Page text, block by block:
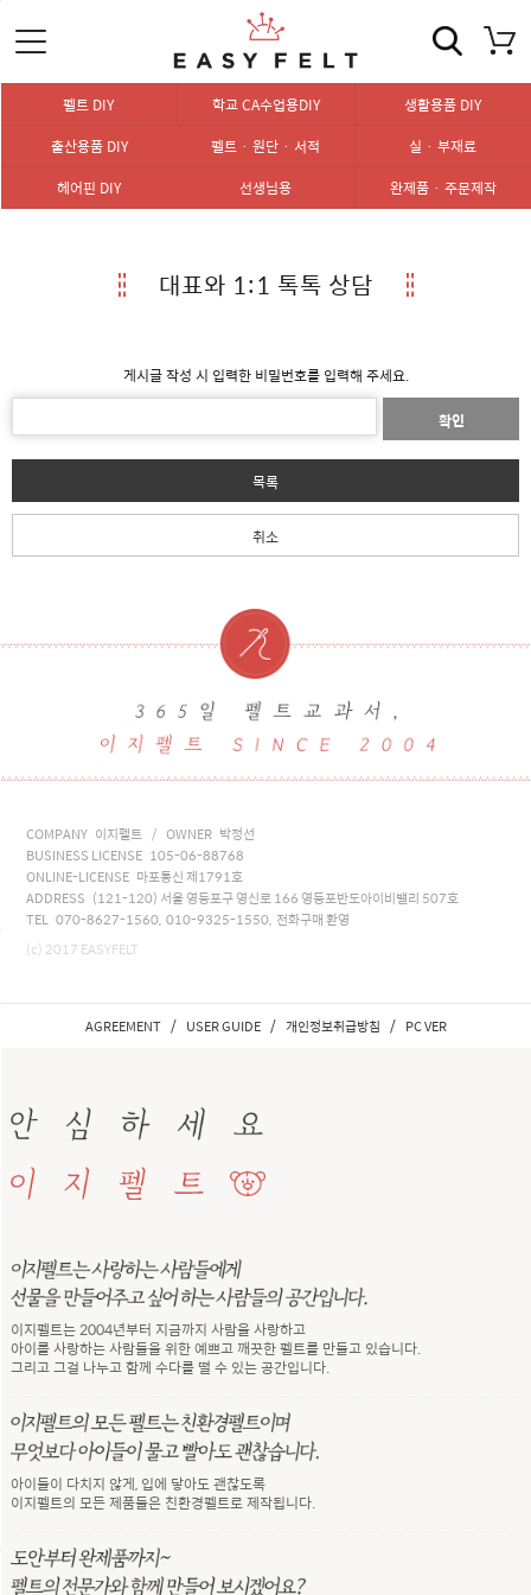
펠트 DIY 학교 CA수업용DIY
생활용품 DIY
출산용품 DIY
펠트 · 원단 · 서적
실 · 부재료
헤어핀 DIY
선생님용 완제품 · 주문제작
대표와 1:1 톡톡 상담
게시글 작성 시 입력한 비밀번호를 입력해 주세요.
확인
목록
취소
COMPANY 이지펠트 / OWNER 박정선
BUSINESS LICENSE 105-06-88768
ONLINE-LICENSE 마포통신 제1791호
ADDRESS (121-120) 서울 영등포구 영신로 166 영등포반도아이비밸리 507호
TEL 070-8627-1560, 010-9325-1550, 전화구매 환영
(c) 2017 EASYFELT
AGREEMENT / USER GUIDE / 개인정보취급방침 / PC VER
이지펠트는 2004년부터 지금까지 사람을 사랑하고
아이를 사랑하는 사람들을 위한 예쁘고 깨끗한 펠트를 만들고 있습니다.
그리고 그걸 나누고 함께 수다를 떨 수 있는 공간입니다.
아이들이 다치지 않게, 입에 닿아도 괜찮도록
이지펠트의 모든 제품들은 친환경펠트로 제작됩니다.